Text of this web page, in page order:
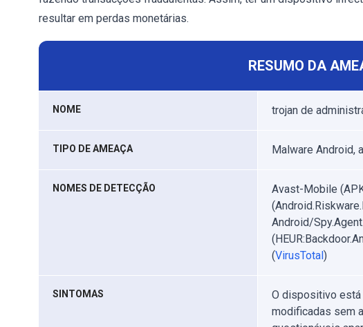
resultar em perdas monetárias.
RESUMO DA
NOME trojan de
TIPO DE AMEAÇA Malware Android,
NOMES DE DETECÇÃO
Avast-Mobile
Android/
(VirusTotal)
SINTOMAS
O dispositivo
modificadas sem